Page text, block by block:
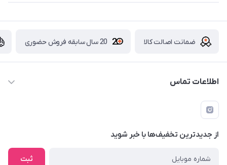
ضمانت اصالت کالا 20 سال سابقه فروش حضوری
اطلاعات تماس
09229839700 - 08338354666
info@cosmetics110.com
کرمانشاه ، بلوار نوبهار ، بین کوی ۱۱۰ و ۱۱۲ ، آرایشی و بهداشتی ۱۱۰
از جدید‌ترین تخفیف‌ها با‌ خبر شوید
ثبت